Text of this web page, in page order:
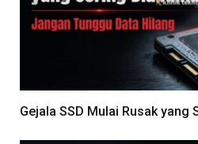
Gejala SSD Mulai Rusak yang